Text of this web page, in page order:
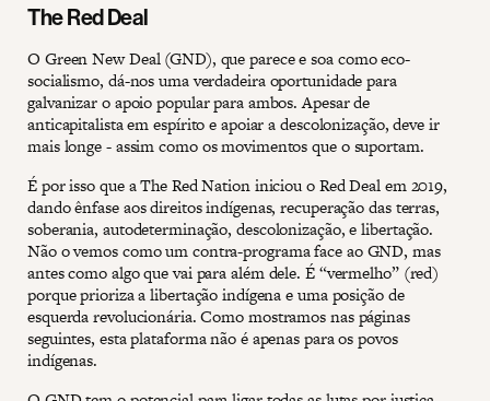
The Red Deal
O Green New Deal (GND), que parece e soa como eco-
socialismo, dá-nos uma verdadeira oportunidade para
galvanizar o apoio popular para ambos. Apesar de
anticapitalista em espírito e apoiar a descolonização, deve ir
mais longe - assim como os movimentos que o suportam.
É por isso que a The Red Nation iniciou o Red Deal em 2019,
dando ênfase aos direitos indígenas, recuperação das terras,
soberania, autodeterminação, descolonização, e libertação.
Não o vemos como um contra-programa face ao GND, mas
antes como algo que vai para além dele. É “vermelho” (red)
porque prioriza a libertação indígena e uma posição de
esquerda revolucionária. Como mostramos nas páginas
seguintes, esta plataforma não é apenas para os povos
indígenas.